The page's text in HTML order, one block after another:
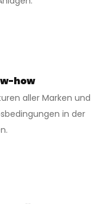
how
aller Marken und
in der